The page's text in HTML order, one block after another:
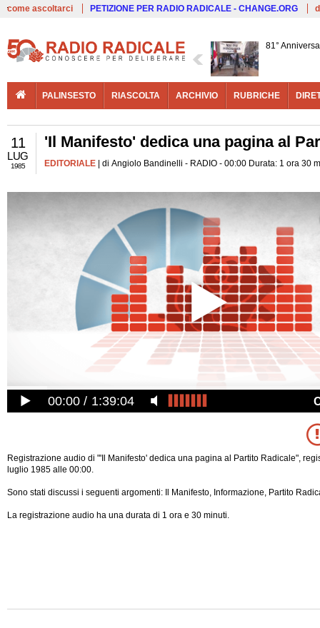
come ascoltarci PETIZIONE PER RADIO RADICALE - CHANGE.ORG
81°
PALINSESTO RIASCOLTA ARCHIVIO RUBRICHE
11
LUG
1985
'Il Manifesto' dedica una pagina al
EDITORIALE | di Angiolo Bandinelli - RADIO - 00:00 Durata: 1 ora 30
00:00 1:39:04
Registrazione audio di "'Il Manifesto' dedica una pagina al Partito Radicale",
luglio 1985 alle 00:00.
Sono stati discussi i seguenti argomenti: Il Manifesto, Informazione, Partito
La registrazione audio ha una durata di 1 ora e 30 minuti.